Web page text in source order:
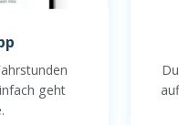
geht